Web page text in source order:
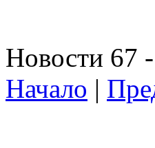
Новости 67
Начало |